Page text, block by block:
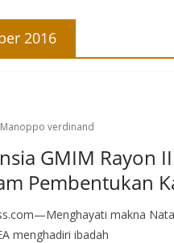
2016
Manoppo verdinand
GMIM Rayon
Pembentukan
makna
menghadiri ibadah